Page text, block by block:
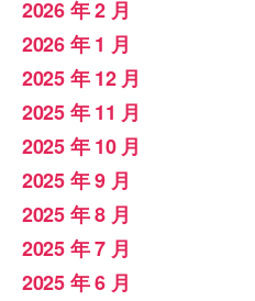
2026 年 2 月
2026 年 1 月
2025 年 12 月
2025 年 11 月
2025 年 10 月
2025 年 9 月
2025 年 8 月
2025 年 7 月
2025 年 6 月